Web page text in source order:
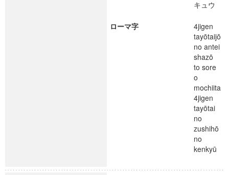
キュウ
ローマ字
4jigen
tayōtaijō
no antei
shazō
to sore
o
mochiita
4jigen
tayōtai
no
zushihō
no
kenkyū